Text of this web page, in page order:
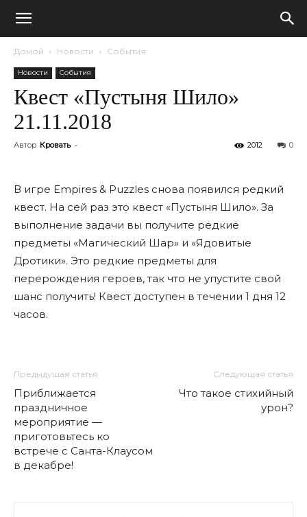
Домой Новости События
Новости События
Квест «Пустыня Шило»
21.11.2018
Автор Кровать - 0
2012
В игре Empires & Puzzles снова появился редкий
квест. На сей раз это квест «Пустыня Шило». За
выполнение задачи вы получите редкие
предметы «Магический Шар» и «Ядовитые
Дротики». Это редкие предметы для
перерождения героев, так что не упустите свой
шанс получить! Квест доступен в течении 1 дня 12
часов.
Предыдущая статья
Приближается
праздничное
мероприятие —
приготовьтесь ко
встрече с Санта-Клаусом
в декабре!
Следующая статья
Что такое стихийный
урон?